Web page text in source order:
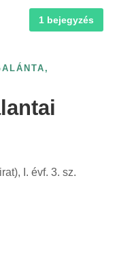
1 bejegyzés
,
I. évf. 3. sz.